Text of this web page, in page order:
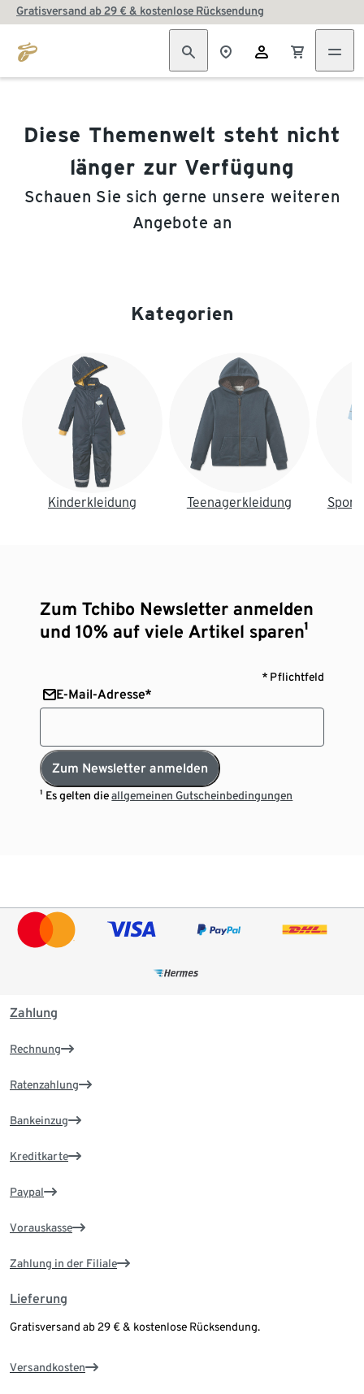
Gratisversand ab 29 € & kostenlose Rücksendung
Diese Themenwelt steht nicht
länger zur Verfügung
Schauen Sie sich gerne unsere weiteren
Angebote an
Kategorien
Kinderkleidung Teenagerkleidung
Zum Tchibo Newsletter anmelden
und 10% auf viele Artikel sparen¹
* Pflichtfeld
E-Mail-Adresse*
Zum Newsletter anmelden
¹ Es gelten dieallgemeinen Gutscheinbedingungen
Zahlung
Rechnung
Ratenzahlung
Bankeinzug
Kreditkarte
Paypal
Vorauskasse
Zahlung in der Filiale
Lieferung
Gratisversand ab 29 € & kostenlose Rücksendung.
Versandkosten